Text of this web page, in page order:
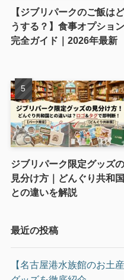
【ジブリパークのご飯はど
うする？】食事オプション
完全ガイド｜2026年最新
ジブリパーク限定グッズの
見分け方｜どんぐり共和国
との違いを解説
最近の投稿
【名古屋港水族館のお土